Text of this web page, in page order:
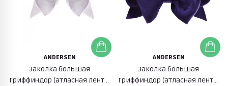
ANDERSEN
Заколка большая
Гриффиндор (атласная лента,
ANDERSEN
Заколка большая
Гриффиндор (атласная лента,